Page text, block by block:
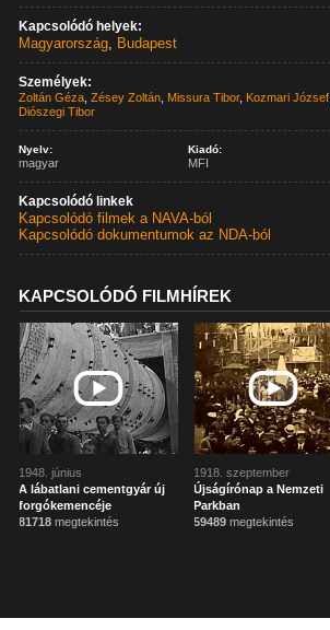
Kapcsolódó helyek:
Magyarország, Budapest
Személyek:
Zoltán Géza ,Zésey Zoltán Missura Tibor, Kozmari József
Diószegi Tibor
Nyelv:
magyar
Kiadó:
MFI
Kapcsolódó linkek
Kapcsolódó filmek a NAVA-ból
Kapcsolódó dokumentumok az NDA-ból
KAPCSOLÓDÓ FILMHÍREK
1948. június
A lábatlani cementgyár új
forgókemencéje
81718 megtekintés
1918. szeptember
Újságírónap a Nemzeti
Parkban
59489 megtekintés